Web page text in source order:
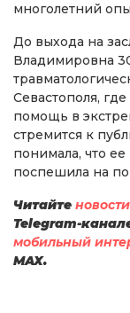
многолетний
До выхода на
Владимировна
Севастополя,
помощь в
стремится к
понимала, что
поспешила на
Читайте
Telegram-
мобильный
MAX.